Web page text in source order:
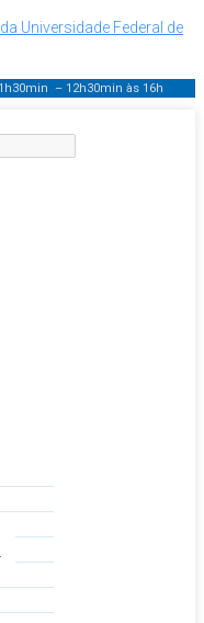
Universidade Federal de
– 12h30min às 16h